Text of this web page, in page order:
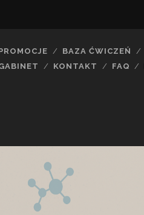
BAZA ĆWICZEŃ
KONTAKT FAQ